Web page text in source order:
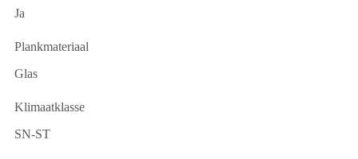
Ja
Plankmateriaal
Glas
Klimaatklasse
SN-ST